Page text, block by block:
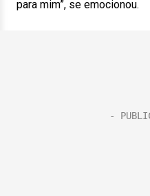
para mim”, se emocionou.